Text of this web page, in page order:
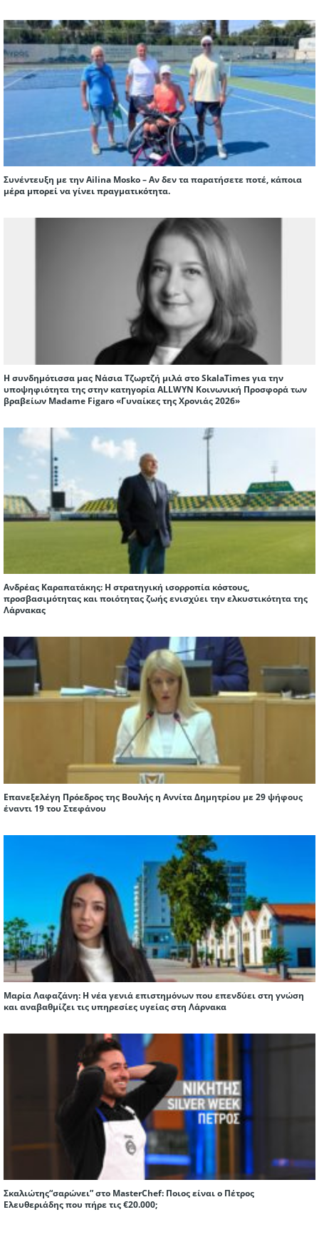
Συνέντευξη με την Ailina Mosko – Αν δεν τα παρατήσετε ποτέ, κάποια
μέρα μπορεί να γίνει πραγματικότητα.
Η συνδημότισσα μας Νάσια Τζωρτζή μιλά στο SkalaTimes για την
υποψηφιότητα της στην κατηγορία ALLWYN Κοινωνική Προσφορά των
βραβείων Madame Figaro «Γυναίκες της Χρονιάς 2026»
Ανδρέας Καραπατάκης: Η στρατηγική ισορροπία κόστους,
προσβασιμότητας και ποιότητας ζωής ενισχύει την ελκυστικότητα της
Λάρνακας
Επανεξελέγη Πρόεδρος της Βουλής η Αννίτα Δημητρίου με 29 ψήφους
έναντι 19 του Στεφάνου
Μαρία Λαφαζάνη: Η νέα γενιά επιστημόνων που επενδύει στη γνώση
και αναβαθμίζει τις υπηρεσίες υγείας στη Λάρνακα
Σκαλιώτης“σαρώνει” στο MasterChef: Ποιος είναι ο Πέτρος
Ελευθεριάδης που πήρε τις €20.000;